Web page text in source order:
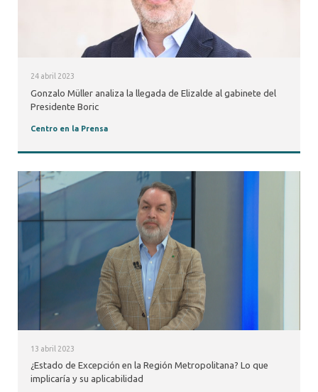
24 abril 2023
Gonzalo Müller analiza la llegada de Elizalde al gabinete del
Presidente Boric
Centro en la Prensa
13 abril 2023
¿Estado de Excepción en la Región Metropolitana? Lo que
implicaría y su aplicabilidad